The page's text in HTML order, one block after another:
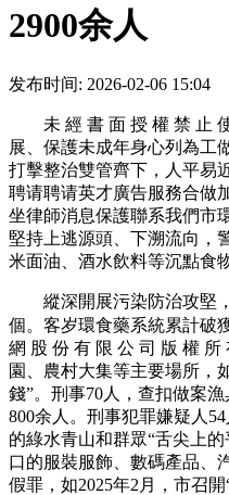
2900余人
发布时间: 2026-02-06
未 經 書 面 授 權 禁 止
展、保護未成年身心列為工
打擊整治雙管齊下，人平易
聘请聘请英才廣告服務合做
坐律師消息保護聯系我們市
堅持上逃源頭、下溯流向，
米面油、酒水飲料等沉點食
縱深開展污染防治攻堅，
個。客岁環食藥系統累計破
網 股 份 有 限 公 司 版 權
園、農村大集等主要場所，
錢”。刑事70人，查扣做案
800余人。刑事犯罪嫌疑人
的綠水青山和群眾“舌尖上
口的服裝服飾、數碼產品、
假罪，如2025年2月，市召